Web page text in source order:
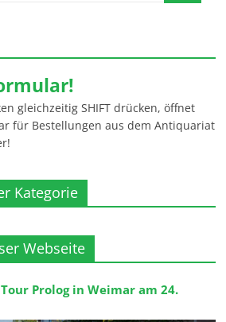
gleichzeitig SHIFT drücken, öffnet
für Bestellungen aus dem Antiquariat
Kategorie
Webseite
Prolog in Weimar am 24.